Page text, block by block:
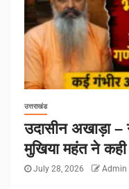
उत्तराखंड
उदासीन अखाड़ा –
मुखिया महंत ने कही
July 28, 2026 Admin